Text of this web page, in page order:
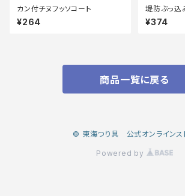
カン付チヌフッソコート
¥264
堤防ぶっ込
ター仕掛
¥374
商品一覧に戻る
© 東海つり具 公式オンラインス
Powered by